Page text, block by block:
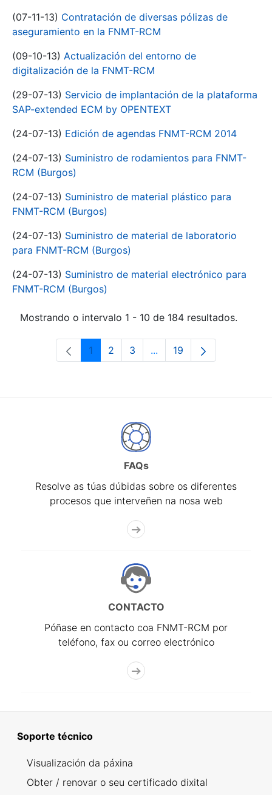
(07-11-13) Contratación de diversas pólizas de
aseguramiento en la FNMT-RCM
(09-10-13) Actualización del entorno de
digitalización de la FNMT-RCM
(29-07-13) Servicio de implantación de la plataforma
SAP-extended ECM by OPENTEXT
(24-07-13) Edición de agendas FNMT-RCM 2014
(24-07-13) Suministro de rodamientos para FNMT-
RCM (Burgos)
(24-07-13) Suministro de material plástico para
FNMT-RCM (Burgos)
(24-07-13) Suministro de material de laboratorio
para FNMT-RCM (Burgos)
(24-07-13) Suministro de material electrónico para
FNMT-RCM (Burgos)
Mostrando o intervalo 1 - 10 de 184 resultados.
Páxina
1 Páxina
2 Páxina
3 ...Páxinas intermedias Use
Páxina
19
FAQs
Resolve as túas dúbidas sobre os diferentes
procesos que interveñen na nosa web
CONTACTO
Póñase en contacto coa FNMT-RCM por
teléfono, fax ou correo electrónico
Soporte técnico
Visualización da páxina
Obter / renovar o seu certificado dixital